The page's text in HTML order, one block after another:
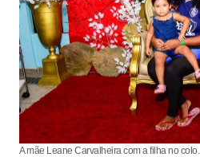
A mãe Leane Carvalheira com a filha no colo.